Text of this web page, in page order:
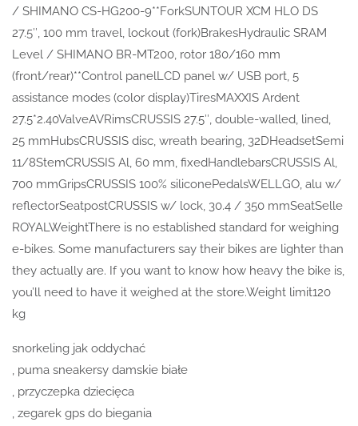
/ SHIMANO CS-HG200-9**ForkSUNTOUR XCM HLO DS
27.5″, 100 mm travel, lockout (fork)BrakesHydraulic SRAM
Level / SHIMANO BR-MT200, rotor 180/160 mm
(front/rear)**Control panelLCD panel w/ USB port, 5
assistance modes (color display)TiresMAXXIS Ardent
27.5*2.40ValveAVRimsCRUSSIS 27.5″, double-walled, lined,
25 mmHubsCRUSSIS disc, wreath bearing, 32DHeadsetSemi
11/8StemCRUSSIS Al, 60 mm, fixedHandlebarsCRUSSIS Al,
700 mmGripsCRUSSIS 100% siliconePedalsWELLGO, alu w/
reflectorSeatpostCRUSSIS w/ lock, 30.4 / 350 mmSeatSelle
ROYALWeightThere is no established standard for weighing
e-bikes. Some manufacturers say their bikes are lighter than
they actually are. If you want to know how heavy the bike is,
you’ll need to have it weighed at the store.Weight limit120
kg
snorkeling jak oddychać
, puma sneakersy damskie białe
, przyczepka dziecięca
, zegarek gps do biegania